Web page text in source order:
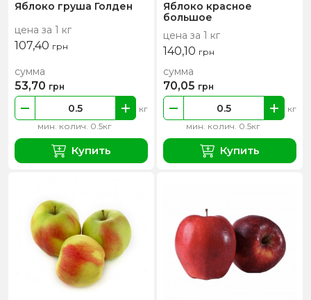
Яблоко груша Голден
цена за 1 кг
107,40 грн
мин. колич. 0.5кг
кг
сумма
53,70 грн
Купить
Яблоко красное
большое
цена за 1 кг
140,10 грн
мин. колич. 0.5кг
кг
сумма
70,05 грн
Купить